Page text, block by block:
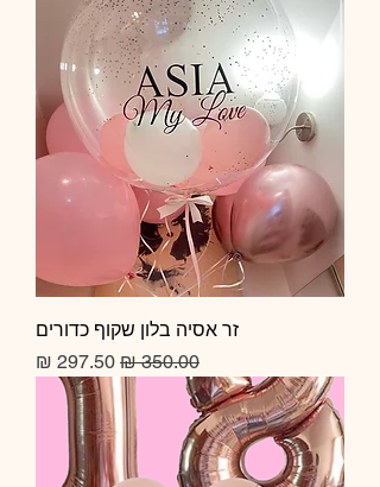
זר אסיה בלון שקוף כדורים
מחיר רגיל מחיר מבצע